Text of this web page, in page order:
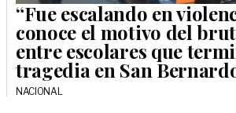
“Fue escalando en
conoce el motivo del
entre escolares que
tragedia en San
NACIONAL